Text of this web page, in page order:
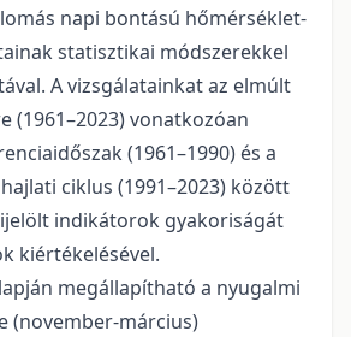
napi bontású hőmérséklet-
statisztikai módszerekkel
A vizsgálatainkat az elmúlt
(1961–2023) vonatkozóan
(1961–1990) és a
ciklus (1991–2023) között
indikátorok gyakoriságát
kiértékelésével.
megállapítható a nyugalmi
(november-március)